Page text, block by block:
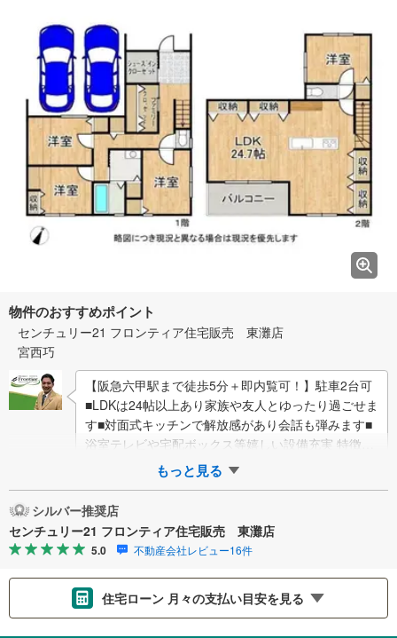
物件のおすすめポイント
センチュリー21 フロンティア住宅販売 東灘店
宮西巧
【阪急六甲駅まで徒歩5分＋即内覧可！】駐車2台可
■LDKは24帖以上あり家族や友人とゆったり過ごせま
す■対面式キッチンで解放感があり会話も弾みます■
浴室テレビや宅配ボックス等嬉しい設備充実 特徴・
ファミリークローゼットやシューズイ…
もっと見る
シルバー推奨店
センチュリー21 フロンティア住宅販売 東灘店
5.0 不動産会社レビュー16件
住宅ローン 月々の支払い目安を見る